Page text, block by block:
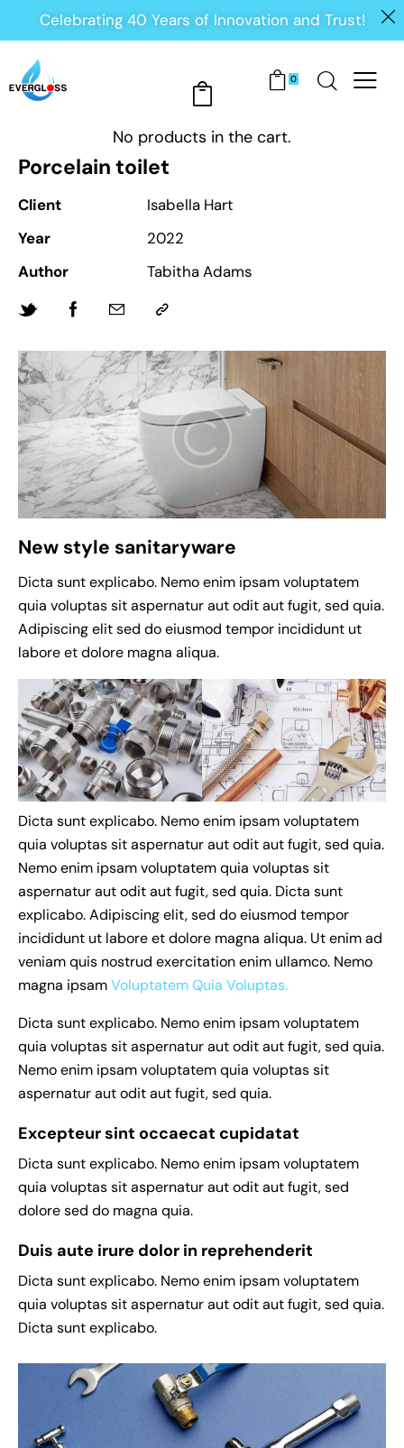
Celebrating 40 Years of Innovation and Trust!
0
No products in the cart.
Porcelain toilet
Client
Isabella Hart
Year
2022
Author
Tabitha Adams
New style sanitaryware
Dicta sunt explicabo. Nemo enim ipsam voluptatem
quia voluptas sit aspernatur aut odit aut fugit, sed quia.
Adipiscing elit sed do eiusmod tempor incididunt ut
labore et dolore magna aliqua.
Dicta sunt explicabo. Nemo enim ipsam voluptatem
quia voluptas sit aspernatur aut odit aut fugit, sed quia.
Nemo enim ipsam voluptatem quia voluptas sit
aspernatur aut odit aut fugit, sed quia. Dicta sunt
explicabo. Adipiscing elit, sed do eiusmod tempor
incididunt ut labore et dolore magna aliqua. Ut enim ad
veniam quis nostrud exercitation enim ullamco. Nemo
magna ipsamVoluptatem Quia Voluptas.
Dicta sunt explicabo. Nemo enim ipsam voluptatem
quia voluptas sit aspernatur aut odit aut fugit, sed quia.
Nemo enim ipsam voluptatem quia voluptas sit
aspernatur aut odit aut fugit, sed quia.
Excepteur sint occaecat cupidatat
Dicta sunt explicabo. Nemo enim ipsam voluptatem
quia voluptas sit aspernatur aut odit aut fugit, sed
dolore sed do magna quia.
Duis aute irure dolor in reprehenderit
Dicta sunt explicabo. Nemo enim ipsam voluptatem
quia voluptas sit aspernatur aut odit aut fugit, sed quia.
Dicta sunt explicabo.